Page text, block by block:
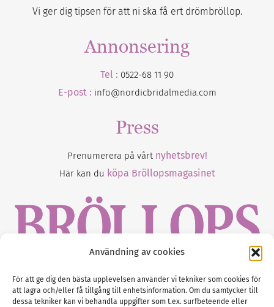
Användning av cookies
För att ge dig den bästa upplevelsen använder vi tekniker som cookies för
att lagra och/eller få tillgång till enhetsinformation. Om du samtycker till
dessa tekniker kan vi behandla uppgifter som t.ex. surfbeteende eller
Vi ger dig tipsen för att ni ska få ert drömbröllop.
Annonsering
Tel : 0522-68 11 90
E-post : info@nordicbridalmedia.com
Press
Prenumerera på vårt nyhetsbrev!
Här kan du köpa Bröllopsmagasinet
Gustaf Mattssons väg 2, 451 50 Uddevalla
Tel :0522-68 11 90